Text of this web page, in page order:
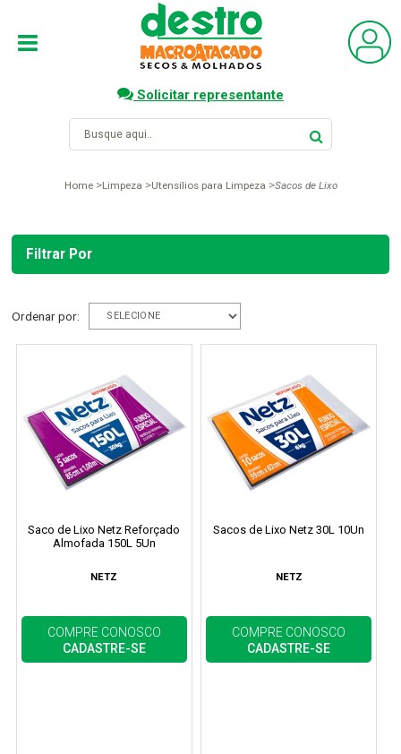
Solicitar representante
Home Limpeza Utensílios para Limpeza Sacos de Lixo
Filtrar Por
Ordenar por:
Saco de Lixo Netz Reforçado
Almofada 150L 5Un
NETZ
COMPRE CONOSCO
CADASTRE-SE
Sacos de Lixo Netz 30L 10Un
NETZ
COMPRE CONOSCO
CADASTRE-SE